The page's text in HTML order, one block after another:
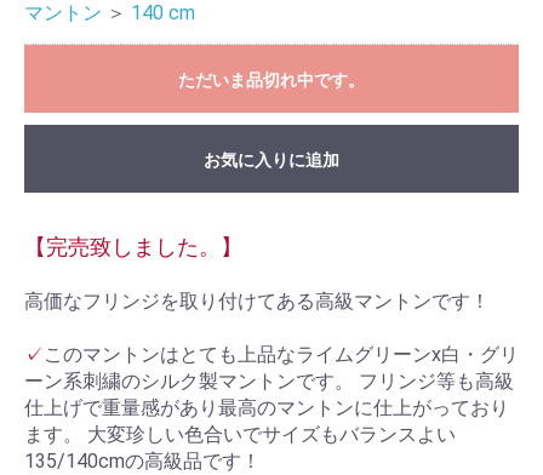
マントン ＞ 140 cm
ただいま品切れ中です。
お気に入りに追加
【完売致しました。】
高価なフリンジを取り付けてある高級マントンです！
✓ このマントンはとても上品なライムグリーンx白・グリ
ーン系刺繍のシルク製マントンです。 フリンジ等も高級
仕上げで重量感があり最高のマントンに仕上がっており
ます。 大変珍しい色合いでサイズもバランスよい
135/140cmの高級品です！